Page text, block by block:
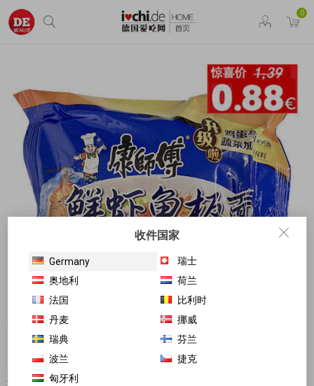
0
对不起-这个产品已经不再提供
收件国家
Germany
瑞士
奥地利
荷兰
法国
比利时
丹麦
挪威
瑞典
芬兰
波兰
捷克
匈牙利